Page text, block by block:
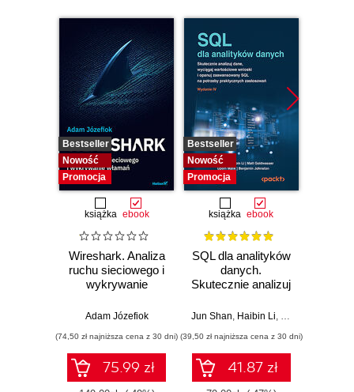
Bestseller
Nowość
Promocja
książka ebook
Wireshark. Analiza
ruchu sieciowego i
wykrywanie
Adam Józefiok
(74,50 zł najniższa cena z 30 dni)
75.99 zł
Bestseller
Nowość
Promocja
książka ebook
SQL dla analityków
danych.
Skutecznie analizuj
wartościowe
zaawansowany
SQL na potrzeby
praktycznych
zastosowań.
Jun Shan, Haibin Li, Matt Goldwasser
(39,50 zł najniższa cena z 30 dni)
41.87 zł